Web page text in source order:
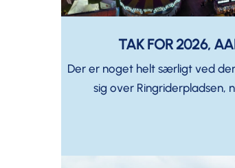
TAK FOR 2026,
Der er noget helt særligt ved
sig over Ringriderpladsen,